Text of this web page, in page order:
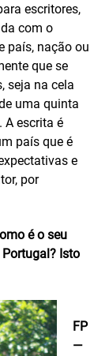
escritores,
com o
país, nação ou
que se
seja na cela
uma quinta
escrita é
país que é
e
por
é o seu
Isto
FP
—